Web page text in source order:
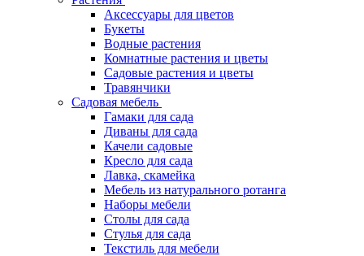
Аксессуары для цветов
Букеты
Водные растения
Комнатные растения и цветы
Садовые растения и цветы
Травянчики
Садовая мебель
Гамаки для сада
Диваны для сада
Качели садовые
Кресло для сада
Лавка, скамейка
Мебель из натурального ротанга
Наборы мебели
Столы для сада
Стулья для сада
Текстиль для мебели